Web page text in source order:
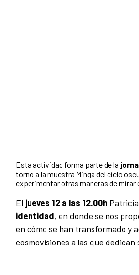
Esta actividad forma parte de la
torno a la muestra Minga del cielo
experimentar otras maneras de
El jueves 12 a las 12.00h
identidad, en donde se nos
en cómo se han transformado y
cosmovisiones a las que